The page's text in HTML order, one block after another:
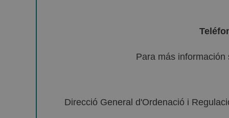
Para más
Direcció General d'Ordenació i